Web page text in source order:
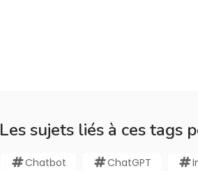
Les sujets liés à ces tags
Chatbot ChatGPT